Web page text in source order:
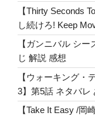
【Thirty Seconds
し続けろ! Keep
【ガンニバル シ
じ 解説 感想
【ウォーキング・
3】第5話 ネタバレ
【Take It Easy /岡